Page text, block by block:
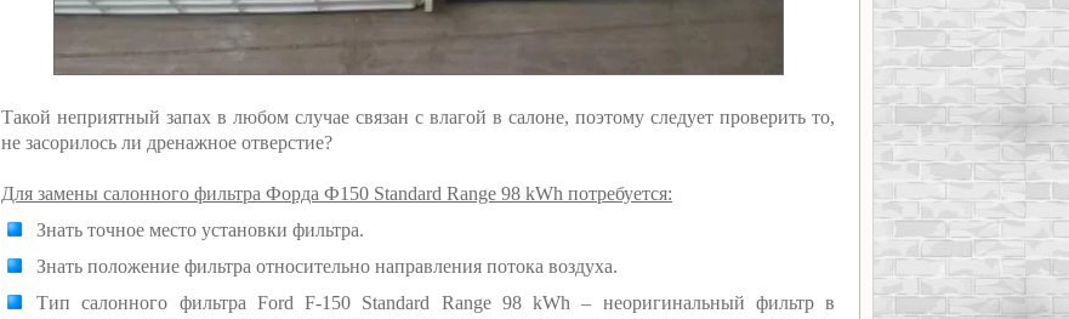
Такой неприятный запах в любом случае связан с влагой в салоне, поэтому следует проверить то,
не засорилось ли дренажное отверстие?
Для замены салонного фильтра Форда Ф150 Standard Range 98 kWh потребуется:
Знать точное место установки фильтра.
Знать положение фильтра относительно направления потока воздуха.
Тип салонного фильтра Ford F-150 Standard Range 98 kWh – неоригинальный фильтр в